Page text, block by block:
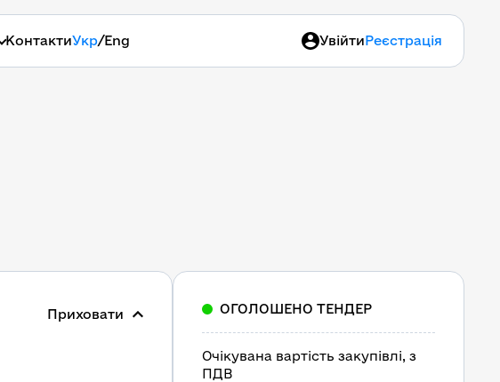
КонтактиУкр/Eng УвійтиРеєстрація
Приховати ОГОЛОШЕНО ТЕНДЕР
Очікувана вартість закупівлі, з
ПДВ